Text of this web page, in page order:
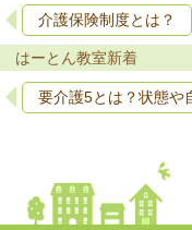
介護保険制度とは？
はーとん教室新着
要介護5とは？状態や